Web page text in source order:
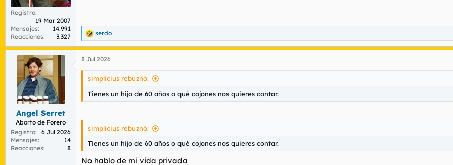
a
Registro
19 Mar 2007
Mensajes
14.991
Reacciones
3.327
R
e
a
c
c
n
e
serdo
Angel Serret
Aborto de Forero
Registro
6 Jul 2026
Mensajes
14
Reacciones
8
8 Jul 2026
simplicius rebuznó:
Tienes un hijo de 60 años o qué cojones nos quieres contar.
simplicius rebuznó:
Tienes un hijo de 60 años o qué cojones nos quieres contar.
No hablo de mi vida privada